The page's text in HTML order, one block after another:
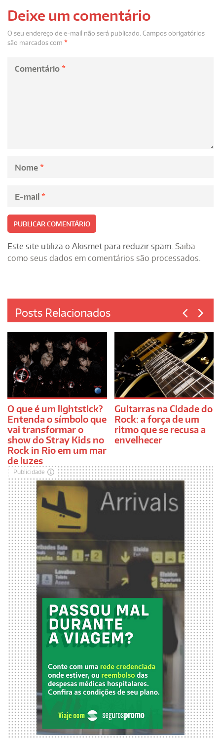
Deixe um comentário
O seu endereço de e-mail não será publicado. Campos obrigatórios
são marcados com *
Comentário *
Nome *
E-mail *
Este site utiliza o Akismet para reduzir spam. Saiba
como seus dados em comentários são processados
Posts Relacionados
O que é um lightstick?
Entenda o símbolo que
vai transformar o
show do Stray Kids no
Rock in Rio em um mar
de luzes
Guitarras na Cidade do
Rock: a força de um
ritmo que se recusa a
envelhecer
Publicidade